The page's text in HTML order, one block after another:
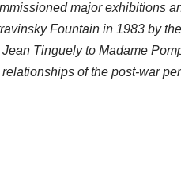
major exhibitions
Fountain in 1983 by
Tinguely to Madame
of the post-war